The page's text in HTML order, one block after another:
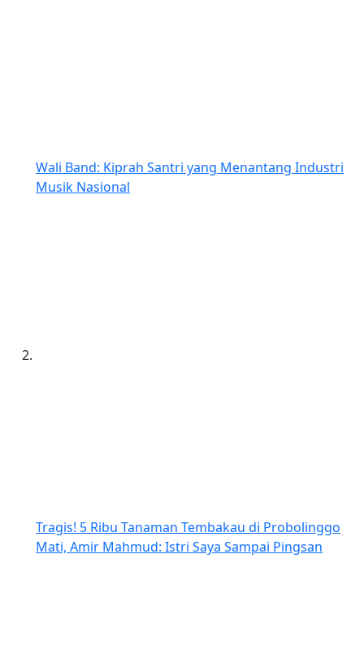
Wali Band: Kiprah Santri yang Menantang Industri
Musik Nasional
Tragis! 5 Ribu Tanaman Tembakau di Probolinggo
Mati, Amir Mahmud: Istri Saya Sampai Pingsan